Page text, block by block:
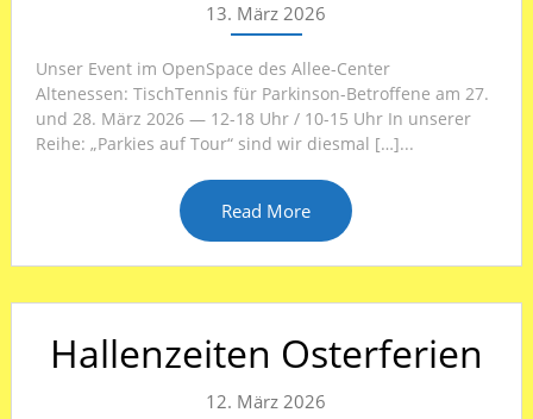
13. März 2026
Unser Event im OpenSpace des Allee-Center
Altenessen: TischTennis für Parkinson-Betroffene am 27.
und 28. März 2026 — 12-18 Uhr / 10-15 Uhr In unserer
Reihe: „Parkies auf Tour“ sind wir diesmal […]...
Read More
Hallenzeiten Osterferien
12. März 2026